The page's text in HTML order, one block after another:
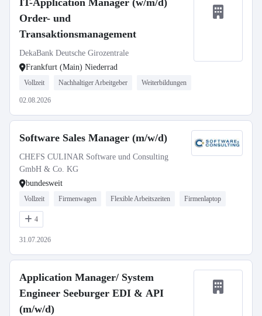
IT-Application Manager (w/m/d)
Order- und
Transaktionsmanagement
DekaBank Deutsche Girozentrale
Frankfurt (Main) Niederrad
Vollzeit Nachhaltiger Arbeitgeber Weiterbildungen
02.08.2026
Software Sales Manager (m/w/d)
CHEFS CULINAR Software und Consulting
GmbH & Co. KG
bundesweit
Vollzeit Firmenwagen Flexible Arbeitszeiten Firmenlaptop
4
31.07.2026
Application Manager/ System
Engineer Seeburger EDI & API
(m/w/d)